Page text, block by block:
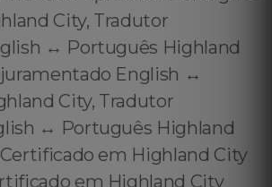
City, Tradutor
↔️ Português Highland
English ↔️
City, Tradutor
↔️ Português Highland
em Highland City
em Highland City